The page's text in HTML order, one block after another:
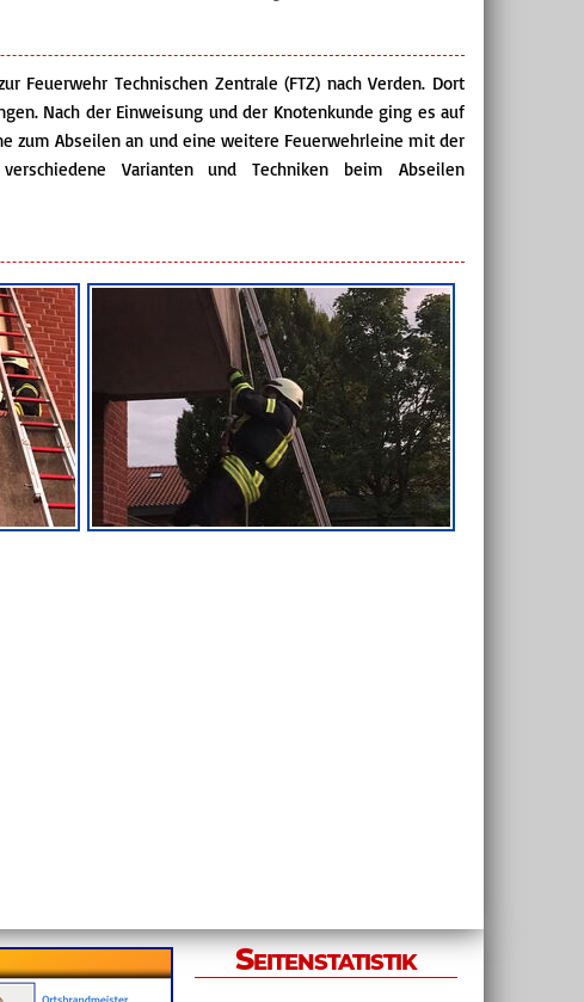
Technischen Zentrale (FTZ) nach Verden. Dort
Nach der Einweisung und der Knotenkunde ging es auf
zum Abseilen an und eine weitere Feuerwehrleine mit der
Varianten und Techniken beim Abseilen
Seitenstatistik